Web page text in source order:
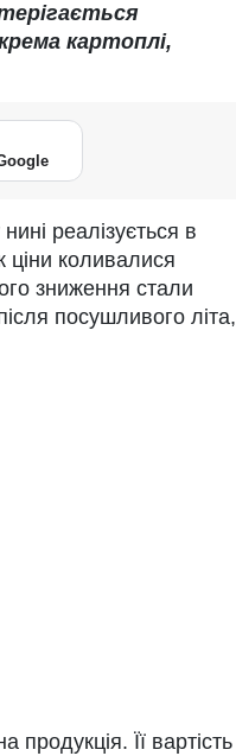
картоплі,
реалізується в
ціни коливалися
зниження стали
посушливого літа,
Її вартість